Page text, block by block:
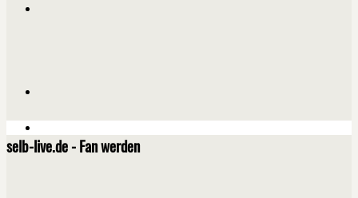
selb-live.de - Fan werden